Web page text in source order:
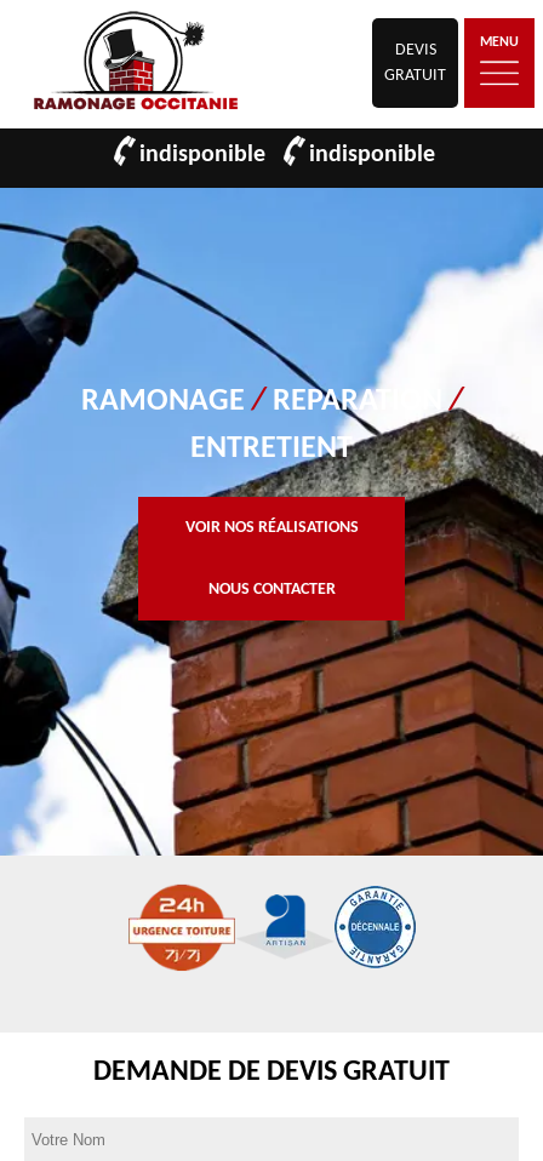
DEVIS
GRATUIT
MENU
indisponible indisponible
RAMONAGE/ REPARATION/
ENTRETIENT
VOIR NOS RÉALISATIONS
NOUS CONTACTER
DEMANDE DE DEVIS GRATUIT